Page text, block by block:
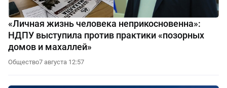
«Личная жизнь человека неприкосновенна»:
НДПУ выступила против практики «позорных
домов и махаллей»
Общество7 августа 12:57